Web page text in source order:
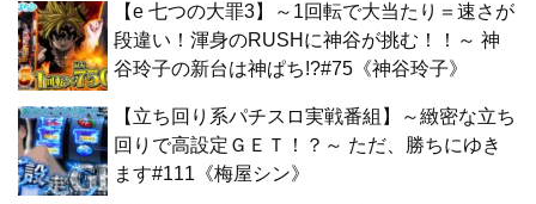
【e 七つの大罪3】～1回転で大当たり＝速さが
段違い！渾身のRUSHに神谷が挑む！！～ 神
谷玲子の新台は神ぱち!?#75《神谷玲子》
【立ち回り系パチスロ実戦番組】～緻密な立ち
回りで高設定ＧＥＴ！？～ ただ、勝ちにゆき
ます#111《梅屋シン》